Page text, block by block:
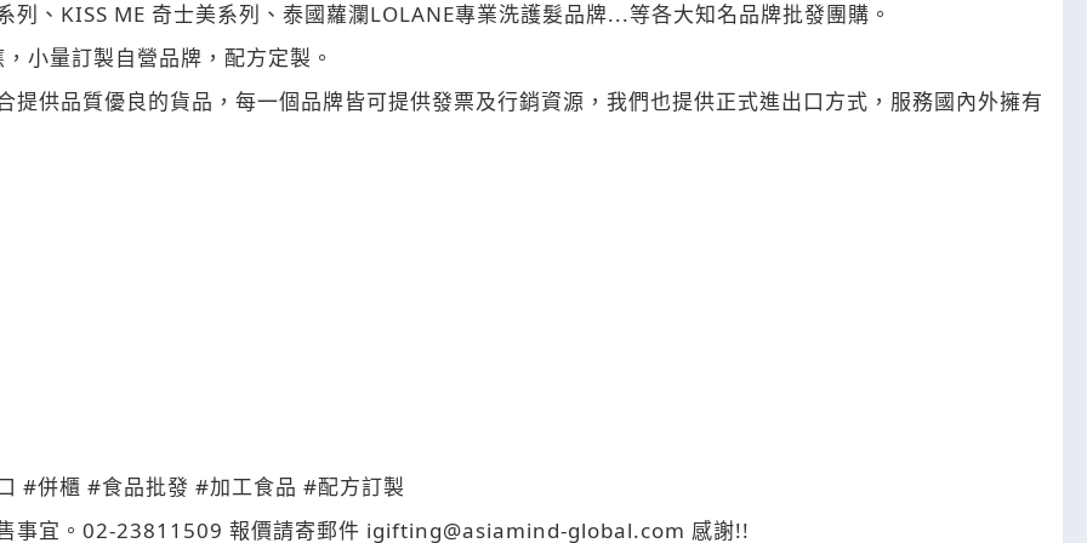
、KISS ME 奇士美系列、泰國蘿瀾LOLANE專業洗護髮品牌...等各大知名品牌批發團購。
小量訂製自營品牌，配方定製。
供品質優良的貨品，每一個品牌皆可提供發票及行銷資源，我們也提供正式進出口方式，服務國內外擁有
#併櫃 #食品批發 #加工食品 #配方訂製
事宜。02-23811509 報價請寄郵件 igifting@asiamind-global.com 感謝!!